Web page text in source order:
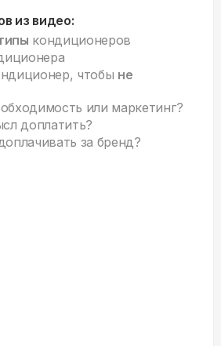
из видео:
кондиционеров
чтобы не
или маркетинг?
доплатить?
за бренд?